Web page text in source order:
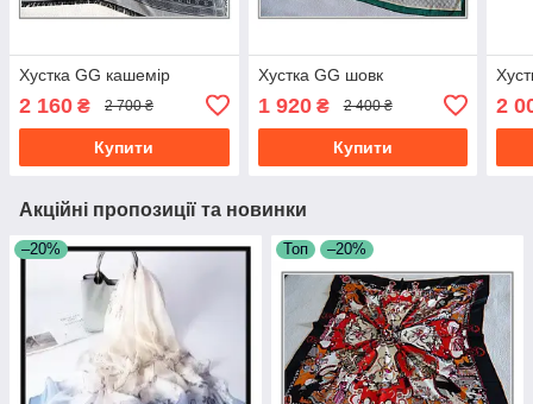
Хустка GG кашемір
2 160 ₴ 2 700 ₴
Купити
Хустка GG шовк
1 920₴ 2 400 ₴
Купити
2
Акційні пропозиції та новинки
–20% Топ –20%